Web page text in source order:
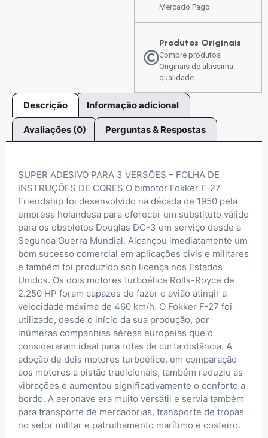
Mercado Pago
Produtos Originais
Compre produtos
Originais de altíssima
qualidade.
Descrição Informação adicional
Avaliações (0) Perguntas & Respostas
SUPER ADESIVO PARA 3 VERSÕES – FOLHA DE
INSTRUÇÕES DE CORES O bimotor Fokker F-27
Friendship foi desenvolvido na década de 1950 pela
empresa holandesa para oferecer um substituto válido
para os obsoletos Douglas DC-3 em serviço desde a
Segunda Guerra Mundial. Alcançou imediatamente um
bom sucesso comercial em aplicações civis e militares
e também foi produzido sob licença nos Estados
Unidos. Os dois motores turboélice Rolls-Royce de
2.250 HP foram capazes de fazer o avião atingir a
velocidade máxima de 460 km/h. O Fokker F-27 foi
utilizado, desde o início da sua produção, por
inúmeras companhias aéreas europeias que o
consideraram ideal para rotas de curta distância. A
adoção de dois motores turboélice, em comparação
aos motores a pistão tradicionais, também reduziu as
vibrações e aumentou significativamente o conforto a
bordo. A aeronave era muito versátil e servia também
para transporte de mercadorias, transporte de tropas
no setor militar e patrulhamento marítimo e costeiro.